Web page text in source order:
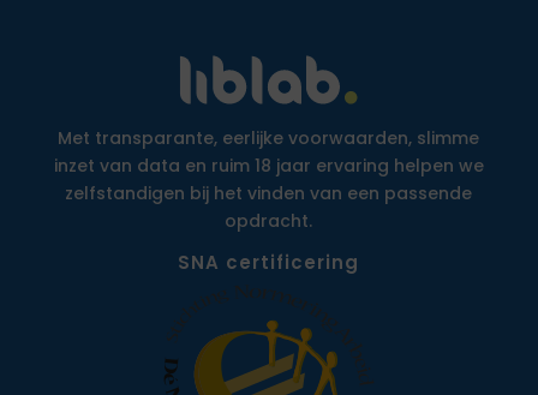
Met transparante, eerlijke voorwaarden, slimme
inzet van data en ruim 18 jaar ervaring helpen we
zelfstandigen bij het vinden van een passende
opdracht.
SNA certificering